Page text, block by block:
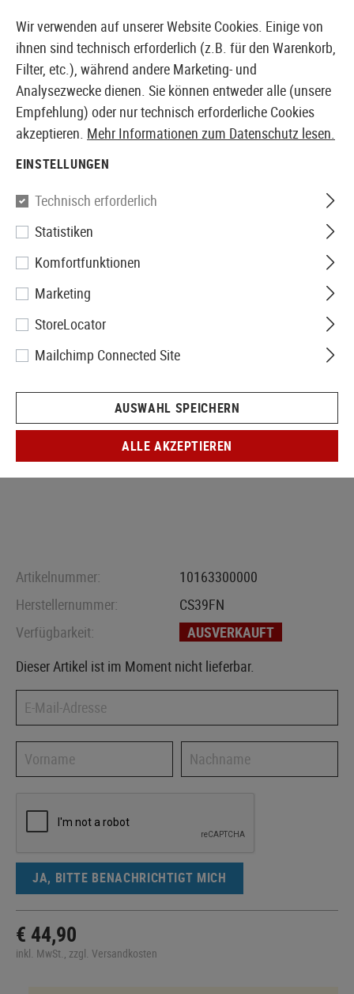
EUROPÄISCHER AIRSOFT SHOP & GROßHÄNDLER
Cold Steel
Double Agent II
Artikelnummer:
10163300000
Herstellernummer:
CS39FN
Verfügbarkeit:
AUSVERKAUFT
Dieser Artikel ist im Moment nicht lieferbar.
JA, BITTE BENACHRICHTIGT MICH
€ 44,90
inkl. MwSt., zzgl. Versandkosten
Wir verwenden auf unserer Website Cookies. Einige von
ihnen sind technisch erforderlich (z.B. für den Warenkorb,
Filter, etc.), während andere Marketing- und
Analysezwecke dienen. Sie können entweder alle (unsere
Empfehlung) oder nur technisch erforderliche Cookies
akzeptieren. Mehr Informationen zum Datenschutz lesen.
EINSTELLUNGEN
Technisch erforderlich
Statistiken
Komfortfunktionen
Marketing
StoreLocator
Mailchimp Connected Site
AUSWAHL SPEICHERN
ALLE AKZEPTIEREN